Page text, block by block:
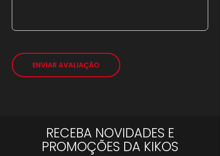
9xsem juros de 110,00
ENVIAR AVALIAÇÃO
RECEBA NOVIDADES E
PROMOÇÕES DA KIKOS